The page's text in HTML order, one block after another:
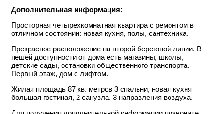
Дополнительная информация:
Просторная четырехкомнатная квартира с ремонтом в
отличном состоянии: новая кухня, полы, сантехника.
Прекрасное расположение на второй береговой линии. В
пешей доступности от дома есть магазины, школы,
детские сады, остановки общественного транспорта.
Первый этаж, дом с лифтом.
Жилая площадь 87 кв. метров 3 спальни, новая кухня
большая гостиная, 2 санузла. 3 направления воздуха.